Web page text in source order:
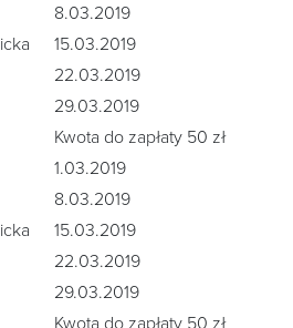
8.03.2019
15.03.2019
22.03.2019
29.03.2019
Kwota do zapłaty 50 zł
1.03.2019
8.03.2019
15.03.2019
22.03.2019
29.03.2019